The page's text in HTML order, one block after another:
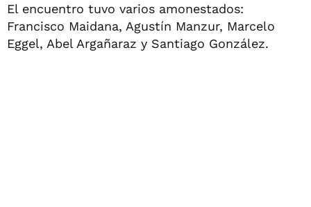
El encuentro tuvo varios amonestados:
Francisco Maidana, Agustín Manzur, Marcelo
Eggel, Abel Argañaraz y Santiago González.